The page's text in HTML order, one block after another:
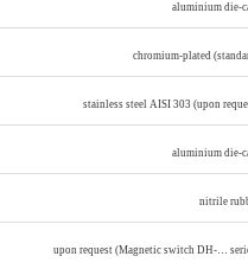
aluminium die-
chromium-plated
stainless steel AISI 303 (upon
aluminium die-
nitrile
upon request (Magnetic switch DH-…